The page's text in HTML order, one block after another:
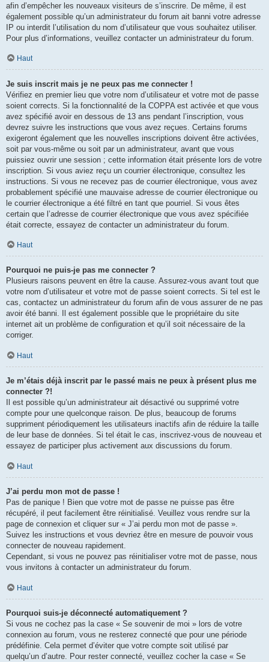
afin d’empêcher les nouveaux visiteurs de s’inscrire. De même, il est
également possible qu’un administrateur du forum ait banni votre adresse
IP ou interdit l’utilisation du nom d’utilisateur que vous souhaitez utiliser.
Pour plus d’informations, veuillez contacter un administrateur du forum.
Haut
Je suis inscrit mais je ne peux pas me connecter !
Vérifiez en premier lieu que votre nom d’utilisateur et votre mot de passe
soient corrects. Si la fonctionnalité de la COPPA est activée et que vous
avez spécifié avoir en dessous de 13 ans pendant l’inscription, vous
devrez suivre les instructions que vous avez reçues. Certains forums
exigeront également que les nouvelles inscriptions doivent être activées,
soit par vous-même ou soit par un administrateur, avant que vous
puissiez ouvrir une session ; cette information était présente lors de votre
inscription. Si vous aviez reçu un courrier électronique, consultez les
instructions. Si vous ne recevez pas de courrier électronique, vous avez
probablement spécifié une mauvaise adresse de courrier électronique ou
le courrier électronique a été filtré en tant que pourriel. Si vous êtes
certain que l’adresse de courrier électronique que vous avez spécifiée
était correcte, essayez de contacter un administrateur du forum.
Haut
Pourquoi ne puis-je pas me connecter ?
Plusieurs raisons peuvent en être la cause. Assurez-vous avant tout que
votre nom d’utilisateur et votre mot de passe soient corrects. Si tel est le
cas, contactez un administrateur du forum afin de vous assurer de ne pas
avoir été banni. Il est également possible que le propriétaire du site
internet ait un problème de configuration et qu’il soit nécessaire de la
corriger.
Haut
Je m’étais déjà inscrit par le passé mais ne peux à présent plus me
connecter ?!
Il est possible qu’un administrateur ait désactivé ou supprimé votre
compte pour une quelconque raison. De plus, beaucoup de forums
suppriment périodiquement les utilisateurs inactifs afin de réduire la taille
de leur base de données. Si tel était le cas, inscrivez-vous de nouveau et
essayez de participer plus activement aux discussions du forum.
Haut
J’ai perdu mon mot de passe !
Pas de panique ! Bien que votre mot de passe ne puisse pas être
récupéré, il peut facilement être réinitialisé. Veuillez vous rendre sur la
page de connexion et cliquer sur « J’ai perdu mon mot de passe ».
Suivez les instructions et vous devriez être en mesure de pouvoir vous
connecter de nouveau rapidement.
Cependant, si vous ne pouvez pas réinitialiser votre mot de passe, nous
vous invitons à contacter un administrateur du forum.
Haut
Pourquoi suis-je déconnecté automatiquement ?
Si vous ne cochez pas la case « Se souvenir de moi » lors de votre
connexion au forum, vous ne resterez connecté que pour une période
prédéfinie. Cela permet d’éviter que votre compte soit utilisé par
quelqu’un d’autre. Pour rester connecté, veuillez cocher la case « Se